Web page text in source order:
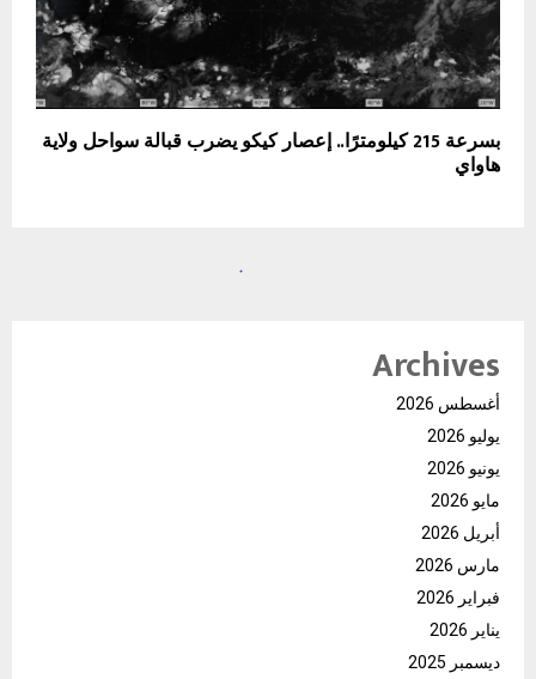
بسرعة 215 كيلومترًا.. إعصار كيكو يضرب قبالة سواحل ولاية
هاواي
Archives
أغسطس 2026
يوليو 2026
يونيو 2026
مايو 2026
أبريل 2026
مارس 2026
فبراير 2026
يناير 2026
ديسمبر 2025